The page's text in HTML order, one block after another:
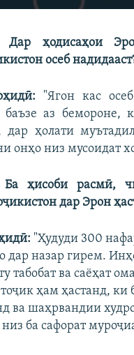
240p 360p
720p 1080p
Дар ҳодисаҳои
осеб
"Ягон кас
баъзе аз бемороне,
дар ҳолати
онҳо низ мусоидат
Ба ҳисоби расмӣ,
дар Эрон
"Ҳудуди 300
дар назар гирем.
табобат ва саёҳат
ҳам ҳастанд, ки
ва шаҳрвандии
ба сафорат